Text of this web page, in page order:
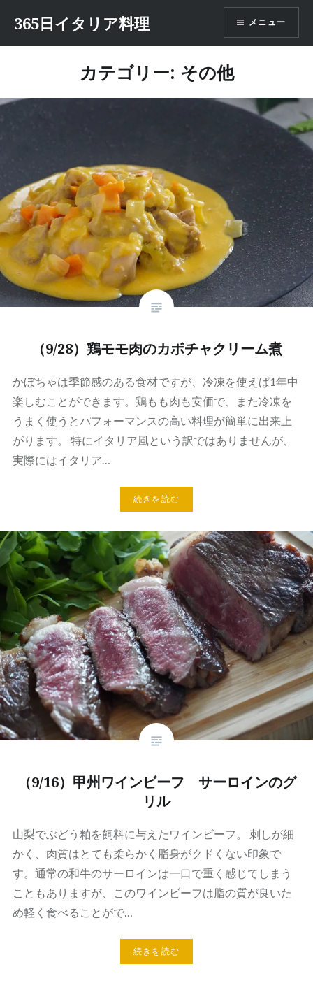
テ
へ
365日イタリア料理 メニュー
カテゴリー: その他
（9/28）鶏モモ肉のカボチャクリーム煮
かぼちゃは季節感のある食材ですが、冷凍を使えば1年中
楽しむことができます。鶏もも肉も安価で、また冷凍を
うまく使うとパフォーマンスの高い料理が簡単に出来上
がります。 特にイタリア風という訳ではありませんが、
実際にはイタリア…
続きを読む
（9/16）甲州ワインビーフ サーロインのグ
リル
山梨でぶどう粕を飼料に与えたワインビーフ。 刺しが細
かく、肉質はとても柔らかく脂身がクドくない印象で
す。通常の和牛のサーロインは一口で重く感じてしまう
こともありますが、このワインビーフは脂の質が良いた
め軽く食べることがで…
続きを読む